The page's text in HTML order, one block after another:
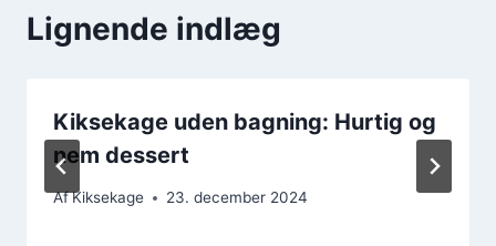
Lignende indlæg
Kiksekage uden bagning: Hurtig og
nem dessert
AfKiksekage 23. december 2024